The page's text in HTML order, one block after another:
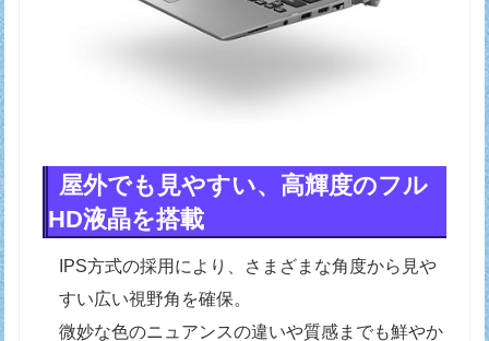
屋外でも見やすい、高輝度のフル
HD液晶を搭載
IPS方式の採用により、さまざまな角度から見や
すい広い視野角を確保。
微妙な色のニュアンスの違いや質感までも鮮やか